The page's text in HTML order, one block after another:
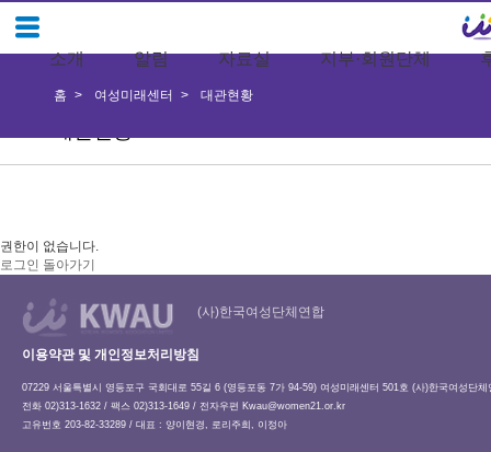
소개 알림 자료실 지부·회원단체
홈 여성미래센터 대관현황
권한이 없습니다.
로그인 돌아가기
(사)한국여성단체연합
이용약관 및 개인정보처리방침
07229 서울특별시 영등포구 국회대로 55길 6 (영등포동 7가 94-59) 여성미래센터 501호 (사)한국여성단체
전화 02)313-1632 / 팩스 02)313-1649 / 전자우편 Kwau@women21.or.kr
고유번호 203-82-33289 / 대표 : 양이현경, 로리주희, 이정아